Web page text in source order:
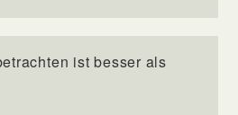
ist besser als